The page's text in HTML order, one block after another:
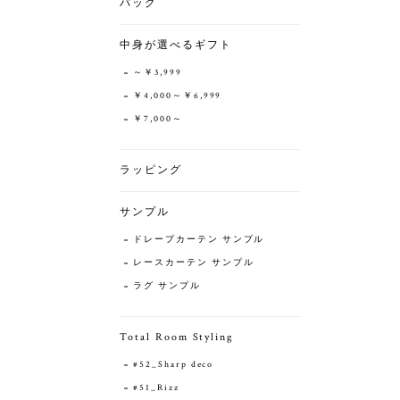
バッグ
中身が選べるギフト
～￥3,999
￥4,000～￥6,999
￥7,000～
ラッピング
サンプル
ドレープカーテン サンプル
レースカーテン サンプル
ラグ サンプル
Total Room Styling
#52_Sharp deco
#51_Rizz